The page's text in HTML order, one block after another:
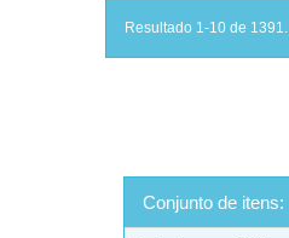
Resultado 1-10 de 1391.
Conjunto de itens: